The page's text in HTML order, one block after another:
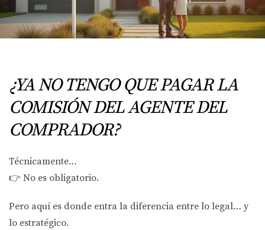
¿YA NO TENGO QUE PAGAR LA
COMISIÓN DEL AGENTE DEL
COMPRADOR?
Técnicamente…
👉 No es obligatorio.
Pero aquí es donde entra la diferencia entre lo legal… y
lo estratégico.